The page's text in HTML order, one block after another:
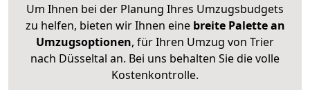
Um Ihnen bei der Planung Ihres Umzugsbudgets
zu helfen, bieten wir Ihnen eine breite Palette an
Umzugsoptionen, für Ihren Umzug von Trier
nach Düsseltal an. Bei uns behalten Sie die volle
Kostenkontrolle.